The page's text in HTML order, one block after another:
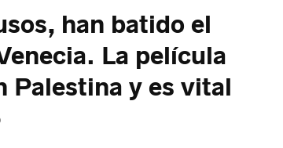
han batido el
La película
Palestina y es vital